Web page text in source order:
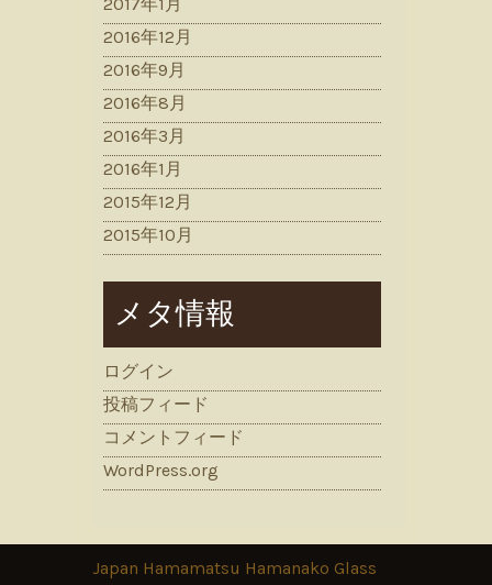
2016年12月
2016年9月
2016年8月
2016年3月
2016年1月
2015年12月
2015年10月
メタ情報
ログイン
投稿フィード
コメントフィード
WordPress.org
Japan Hamamatsu Hamanako Glass